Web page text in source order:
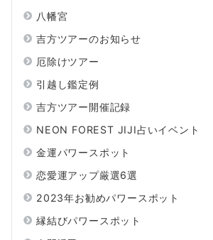
八幡宮
吉方ツアーのお知らせ
厄除けツアー
引越し鑑定例
吉方ツアー開催記録
NEON FOREST JIJI占いイベント
金運パワースポット
恋愛運アップ厳選6選
2023年お勧めパワースポット
縁結びパワースポット